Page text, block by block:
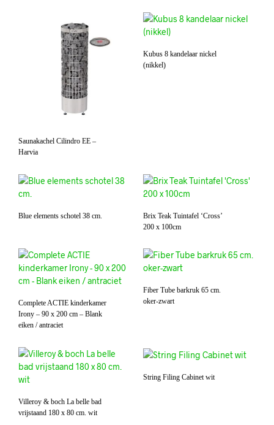
Saunakachel Cilindro EE –
Harvia
Kubus 8 kandelaar nickel
(nikkel)
Blue elements schotel 38 cm.
Brix Teak Tuintafel ‘Cross’
200 x 100cm
Complete ACTIE kinderkamer
Irony – 90 x 200 cm – Blank
eiken / antraciet
Fiber Tube barkruk 65 cm.
oker-zwart
Villeroy & boch La belle bad
vrijstaand 180 x 80 cm. wit
String Filing Cabinet wit